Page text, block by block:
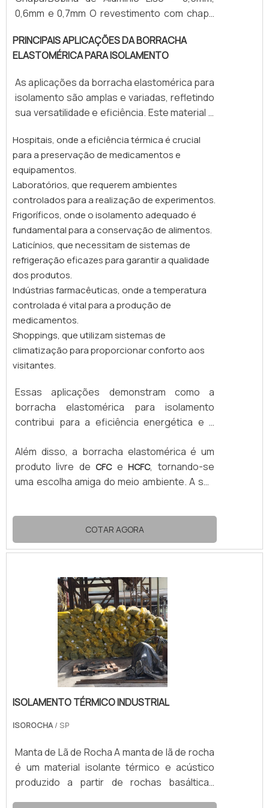
Ambientes industriais, alimentícios e
profissional, o alumínio também possui
propriedades refletivas que ajudam no
0,6mm e 0,7mm O revestimento com chapa
utilizado na proteção mecânica e
acabamento de sistemas de isolamento
como lã de rocha ou poliuretano, o alumínio
confere maior durabilidade ao isolamento,
além de resistência a intempéries, umidade e
de 0,5 mm, 0,6 mm e 0,7 mm, o alumínio liso é
fornecido em bobinas ou chapas planas, com
largura padrão de 1 metro. A escolha da
espessura ideal depende do nível de
proteção mecânica desejado e das
exigências do ambiente da aplicação
(ambientes externos, áreas de tráfego,
locais úmidos, etc.). Esse tipo de
revestimento é recomendado para:
Isolamento de tubulações e caldeiras;
Revestimento de tanques e dutos;
Ambientes industriais, alimentícios e
profissional, o alumínio também possui
propriedades refletivo isolamento de
sistemas de água gelada, split,VRF
, chillers e
linhas de amônia. Já as mantas em borracha
elastomérica, que podem ser encontradas
são ideais para revestimento de tanques,
dutos de ar, caixas de ventilação e sistemas
de aquecimento e refrigeração.
PRINCIPAIS APLICAÇÕES DA BORRACHA
ELASTOMÉRICA PARA ISOLAMENTO
As aplicações da borracha elastomérica para
isolamento são amplas e variadas, refletindo
sua versatilidade e eficiência. Este material é
demandam controle rigoroso de
temperatura e segurança. A seguir,
apresentamos algumas das principais
aplicações desse produto:
Hospitais, onde a eficiência térmica é crucial
para a preservação de medicamentos e
equipamentos.
Laboratórios, que requerem ambientes
controlados para a realização de experimentos.
Frigoríficos, onde o isolamento adequado é
fundamental para a conservação de alimentos.
Laticínios, que necessitam de sistemas de
refrigeração eficazes para garantir a qualidade
dos produtos.
Indústrias farmacêuticas, onde a temperatura
controlada é vital para a produção de
medicamentos.
Shoppings, que utilizam sistemas de
climatização para proporcionar conforto aos
visitantes.
Essas aplicações demonstram como a
borracha elastomérica para isolamento
contribui para a eficiência energética e a
desse material não apenas previne a
condensação e a formação de gotículas,
mas também reduz as perdas térmicas,
Além disso, a borracha elastomérica é um
produto livre de CFCe HCFC, tornando-se
uma escolha amiga do meio ambiente. A sua
uma solução ideal para sistemas de baixa
temperatura. Portanto, ao optar pela
borracha elastomérica para isolamento, os
apenas a eficiência de seus sistemas, mas
também a sustentabilidade de suas
operações.
COTAR AGORA
ISOLAMENTO TÉRMICO INDUSTRIAL
ISOROCHA/ SP
Manta de Lã de Rocha A manta de lã de rocha
é um material isolante térmico e acústico
produzido a partir de rochas basálticas